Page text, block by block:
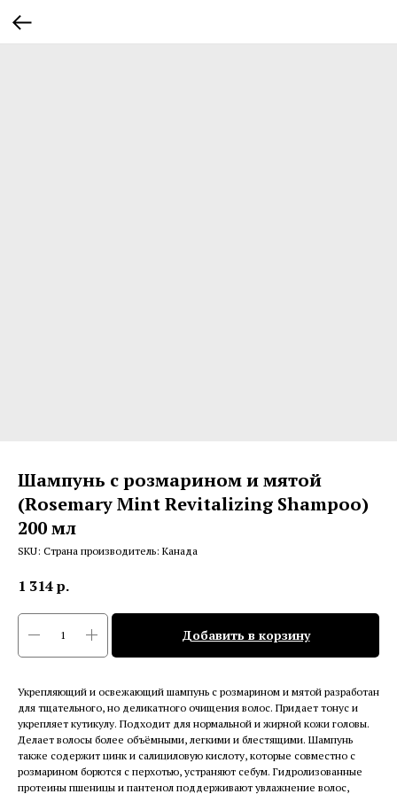
Шампунь с розмарином и мятой
(Rosemary Mint Revitalizing Shampoo)
200 мл
SKU: Страна производитель: Канада
1 314р.
Добавить в корзину
Укрепляющий и освежающий шампунь с розмарином и мятой разработан
для тщательного, но деликатного очищения волос. Придает тонус и
укрепляет кутикулу. Подходит для нормальной и жирной кожи головы.
Делает волосы более объёмными, легкими и блестящими. Шампунь
также содержит цинк и салициловую кислоту, которые совместно с
розмарином борются с перхотью, устраняют себум. Гидролизованные
протеины пшеницы и пантенол поддерживают увлажнение волос,